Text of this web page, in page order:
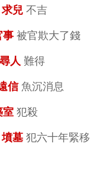
求兒 不吉
事 被官欺大了錢
尋人 難得
信魚沉消息
室 犯殺
墳墓 犯六十年緊移